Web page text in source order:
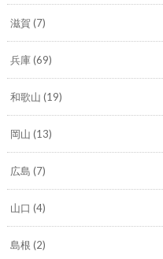
滋賀 (7)
兵庫(69)
和歌山 (19)
岡山 (13)
広島 (7)
山口 (4)
島根 (2)